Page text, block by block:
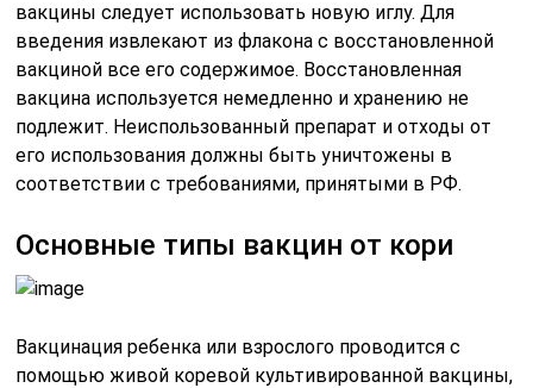
вакцины следует использовать новую иглу. Для
введения извлекают из флакона с восстановленной
вакциной все его содержимое. Восстановленная
вакцина используется немедленно и хранению не
подлежит. Неиспользованный препарат и отходы от
его использования должны быть уничтожены в
соответствии с требованиями, принятыми в РФ.
Основные типы вакцин от кори
Вакцинация ребенка или взрослого проводится с
помощью живой коревой культивированной вакцины,